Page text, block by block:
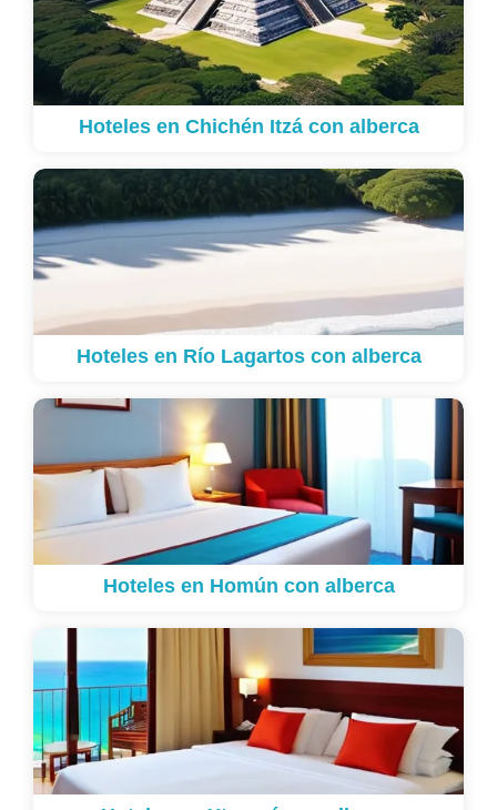
Hoteles en Chichén Itzá con alberca
Hoteles en Río Lagartos con alberca
Hoteles en Homún con alberca